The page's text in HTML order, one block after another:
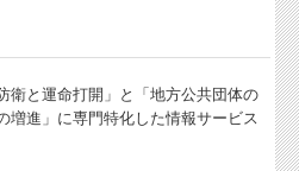
衛と運命打開」と「地方公共団体の
増進」に専門特化した情報サービス